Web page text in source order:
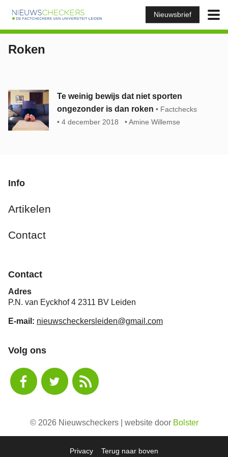
Nieuwsbrief
Roken
Te weinig bewijs dat niet sporten
ongezonder is dan roken
Factchecks
4 december 2018
Amine Willemse
Info
Artikelen
Contact
Contact
Adres
P.N. van Eyckhof 4 2311 BV Leiden
E-mail: nieuwscheckersleiden@gmail.com
Volg ons
© 2026 Nieuwscheckers | website door Bolster
Privacy Terug naar boven